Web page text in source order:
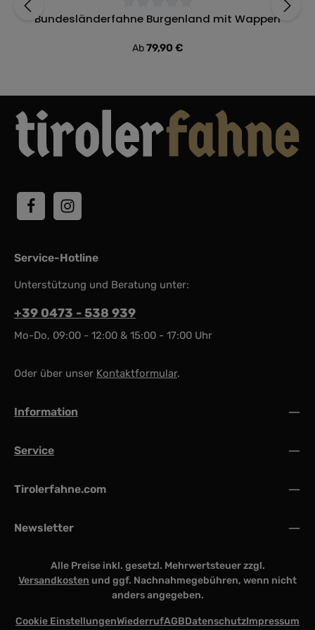
Durchschnittliche Bewertung von 0 von 5 Sternen
Bundesländerfahne Burgenland mit Wappen
Regulärer Preis:
Ab79,90 €
Service-Hotline
Unterstützung und Beratung unter:
+39 0473 - 538 939
Mo-Do, 09:00 - 12:00 & 15:00 - 17:00 Uhr
Oder über unser Kontaktformular.
Information
Service
Tirolerfahne.com
Newsletter
Alle Preise inkl. gesetzl. Mehrwertsteuer zzgl.
Versandkosten und ggf. Nachnahmegebühren, wenn nicht
anders angegeben.
Cookie EinstellungenWiederrufAGBDatenschutzImpressum